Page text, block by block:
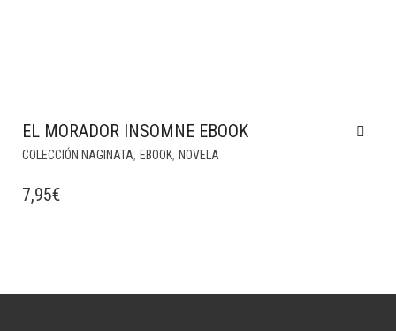
EL MORADOR INSOMNE EBOOK
COLECCIÓN NAGINATA, EBOOK, NOVELA
7,95€